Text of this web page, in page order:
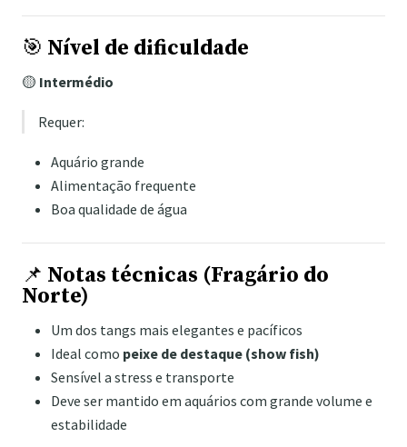
🎯 Nível de dificuldade
🟡 Intermédio
Requer:
Aquário grande
Alimentação frequente
Boa qualidade de água
📌 Notas técnicas (Fragário do
Norte)
Um dos tangs mais elegantes e pacíficos
Ideal como peixe de destaque (show fish)
Sensível a stress e transporte
Deve ser mantido em aquários com grande volume e
estabilidade